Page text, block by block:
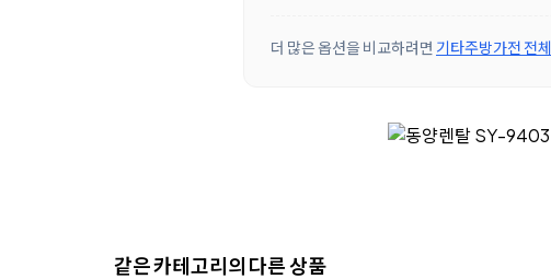
더 많은 옵션을 비교하려면 기타주방가전 전
같은 카테고리의 다른 상품